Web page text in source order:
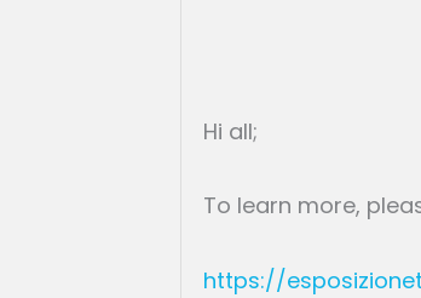
Hi all;
To learn more,
https://